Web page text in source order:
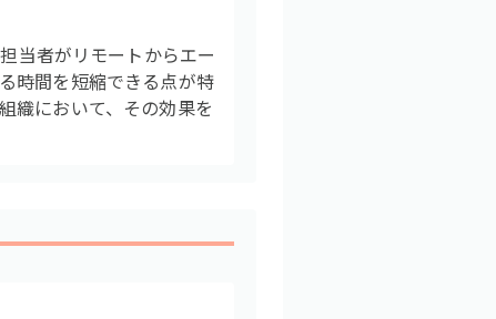
当者がリモートからエー
時間を短縮できる点が特
織において、その効果を